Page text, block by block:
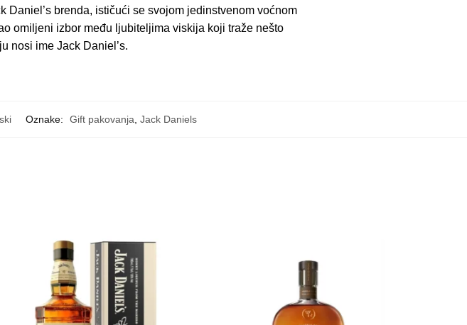
brenda, ističući se svojom jedinstvenom voćnom
omiljeni izbor među ljubiteljima viskija koji traže nešto
nosi ime Jack Daniel’s.
Oznake: Gift pakovanja Jack Daniels